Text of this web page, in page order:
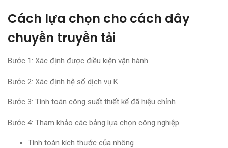
Cách lựa chọn cho cách dây
chuyền truyền tải
Bước 1: Xác định được điều kiện vận hành.
Bước 2: Xác định hệ số dịch vụ K.
Bước 3: Tính toán công suất thiết kế đã hiệu chỉnh
Bước 4: Tham khảo các bảng lựa chọn công nghiệp.
Tính toán kích thước của nhông